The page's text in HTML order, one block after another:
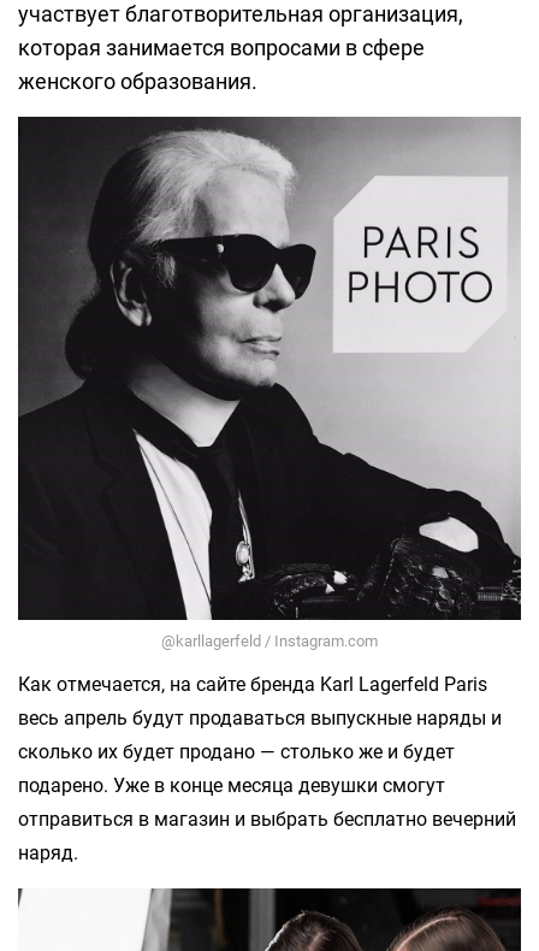
участвует благотворительная организация,
которая занимается вопросами в сфере
женского образования.
@karllagerfeld / Instagram.com
Как отмечается, на сайте бренда Karl Lagerfeld Paris
весь апрель будут продаваться выпускные наряды и
сколько их будет продано — столько же и будет
подарено. Уже в конце месяца девушки смогут
отправиться в магазин и выбрать бесплатно вечерний
наряд.